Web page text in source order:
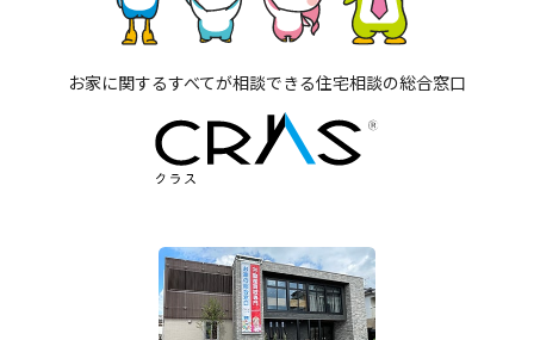
お家に関するすべてが相談できる住宅相談の総合窓口